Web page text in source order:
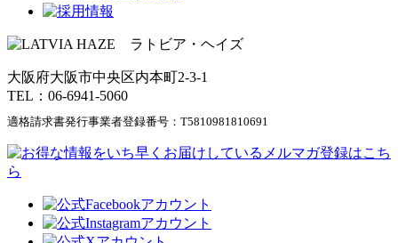
大阪府大阪市中央区内本町2-3-1
TEL：06-6941-5060
適格請求書発行事業者登録番号： T5810981810691